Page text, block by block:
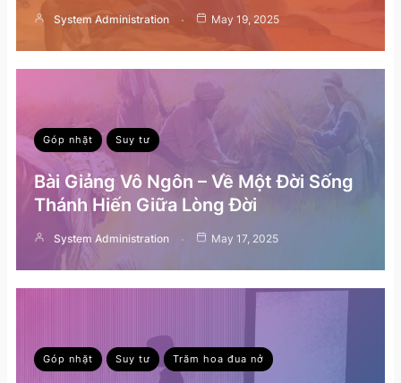
System Administration May 19, 2025
Góp nhặt Suy tư
Bài Giảng Vô Ngôn – Về Một Đời Sống
Thánh Hiến Giữa Lòng Đời
System Administration May 17, 2025
Góp nhặt Suy tư Trăm hoa đua nở